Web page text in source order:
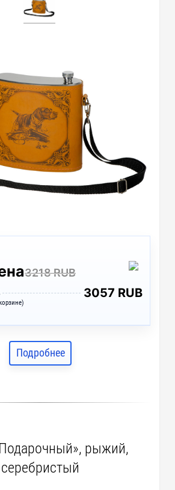
3218 RUB
3057 RUB
Подробнее
рыжий,
серебристый